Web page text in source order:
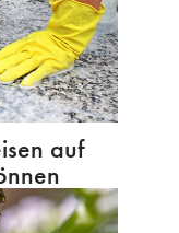
auf